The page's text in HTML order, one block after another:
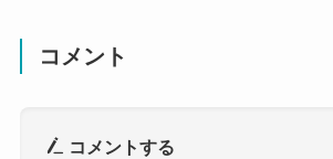
コメント
コメントする